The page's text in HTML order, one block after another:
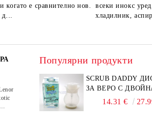
когато е сравнително нов.
всеки инокс
хладилник,
Популярни продукти
SCRUB DADDY
ЗА ВЕРО С
ФУНКЦИЯ
14.31 €